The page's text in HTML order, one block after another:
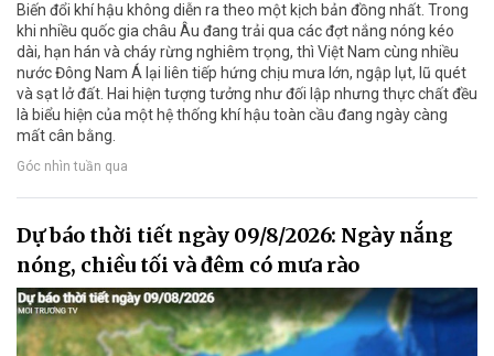
Biến đổi khí hậu không diễn ra theo một kịch bản đồng nhất. Trong
khi nhiều quốc gia châu Âu đang trải qua các đợt nắng nóng kéo
dài, hạn hán và cháy rừng nghiêm trọng, thì Việt Nam cùng nhiều
nước Đông Nam Á lại liên tiếp hứng chịu mưa lớn, ngập lụt, lũ quét
và sạt lở đất. Hai hiện tượng tưởng như đối lập nhưng thực chất đều
là biểu hiện của một hệ thống khí hậu toàn cầu đang ngày càng
mất cân bằng.
Góc nhìn tuần qua
Dự báo thời tiết ngày 09/8/2026: Ngày nắng
nóng, chiều tối và đêm có mưa rào